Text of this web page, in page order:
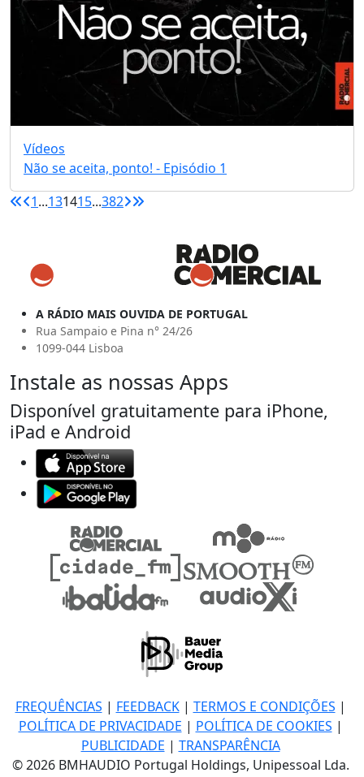
Vídeos
Não se aceita, ponto! - Episódio 1
1...131415...382
A RÁDIO MAIS OUVIDA DE PORTUGAL
Rua Sampaio e Pina n° 24/26
1099-044 Lisboa
Instale as nossas Apps
Disponível gratuitamente para iPhone,
iPad e Android
FREQUÊNCIAS | FEEDBACK| TERMOS E CONDIÇÕES |
POLÍTICA DE PRIVACIDADE | POLÍTICA DE COOKIES |
PUBLICIDADE | TRANSPARÊNCIA
© 2026 BMHAUDIO Portugal Holdings, Unipessoal Lda.